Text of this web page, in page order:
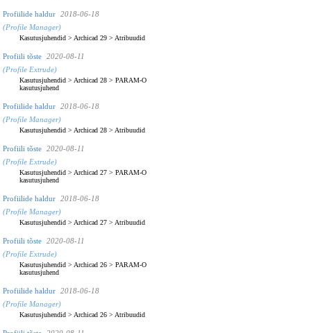
Profiilide haldur
2018-06-18
(Profile Manager)
Kasutusjuhendid > Archicad 29 > Atribuudid
Profiili tõste
2020-08-11
(Profile Extrude)
Kasutusjuhendid > Archicad 28 > PARAM-O
kasutusjuhend
Profiilide haldur
2018-06-18
(Profile Manager)
Kasutusjuhendid > Archicad 28 > Atribuudid
Profiili tõste
2020-08-11
(Profile Extrude)
Kasutusjuhendid > Archicad 27 > PARAM-O
kasutusjuhend
Profiilide haldur
2018-06-18
(Profile Manager)
Kasutusjuhendid > Archicad 27 > Atribuudid
Profiili tõste
2020-08-11
(Profile Extrude)
Kasutusjuhendid > Archicad 26 > PARAM-O
kasutusjuhend
Profiilide haldur
2018-06-18
(Profile Manager)
Kasutusjuhendid > Archicad 26 > Atribuudid